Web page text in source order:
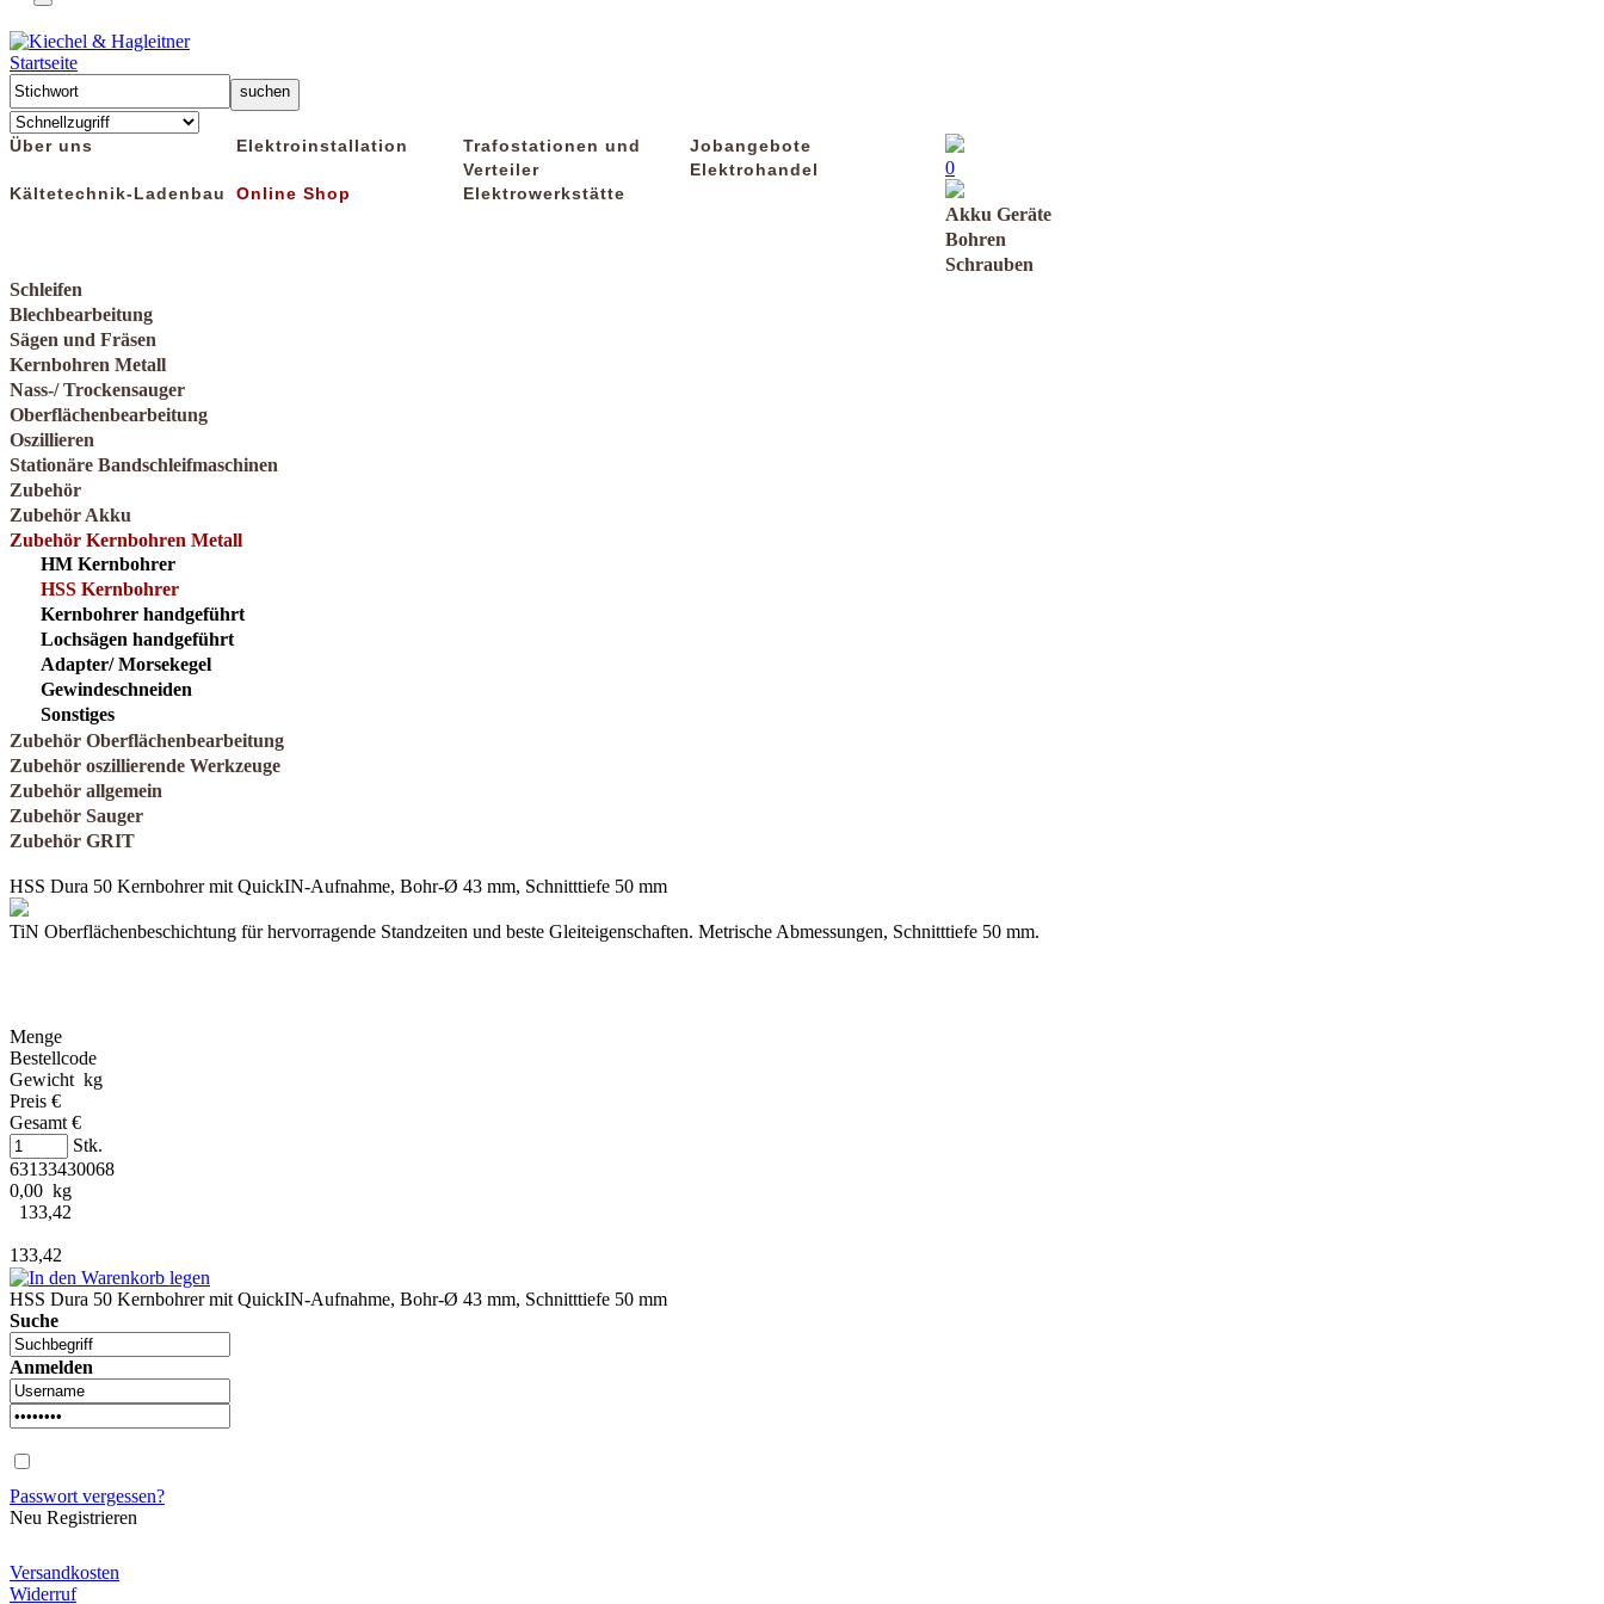
Startseite
Über uns Elektroinstallation
Trafostationen und
Verteiler
Jobangebote
Elektrohandel
Kältetechnik-Ladenbau
Online Shop Elektrowerkstätte
0
Akku Geräte
Bohren
Schrauben
Schleifen
Blechbearbeitung
Sägen und Fräsen
Kernbohren Metall
Nass-/ Trockensauger
Oberflächenbearbeitung
Oszillieren
Stationäre Bandschleifmaschinen
Zubehör
Zubehör Akku
Zubehör Kernbohren Metall
HM Kernbohrer
HSS Kernbohrer
Kernbohrer handgeführt
Lochsägen handgeführt
Adapter/ Morsekegel
Gewindeschneiden
Sonstiges
Zubehör Oberflächenbearbeitung
Zubehör oszillierende Werkzeuge
Zubehör allgemein
Zubehör Sauger
Zubehör GRIT
HSS Dura 50 Kernbohrer mit QuickIN-Aufnahme, Bohr-Ø 43 mm, Schnitttiefe 50 mm
TiN Oberflächenbeschichtung für hervorragende Standzeiten und beste Gleiteigenschaften. Metrische Abmessungen, Schnitttiefe 50 mm.
Menge
Bestellcode
Gewicht kg
Preis €
Gesamt €
Stk.
63133430068
0,00 kg
133,42
133,42
HSS Dura 50 Kernbohrer mit QuickIN-Aufnahme, Bohr-Ø 43 mm, Schnitttiefe 50 mm
Suche
Anmelden
Passwort vergessen?
Neu Registrieren
Versandkosten
Widerruf